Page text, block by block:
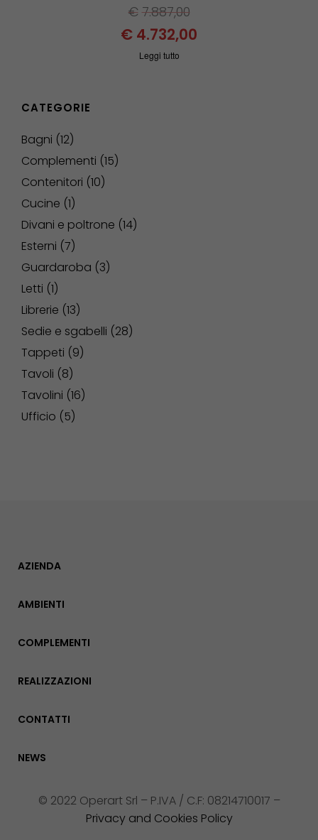
€ 7.887,00
€ 4.732,00
Leggi tutto
CATEGORIE
Bagni 12
Complementi 15
Contenitori 10
Cucine 1
Divani e poltrone 14
Esterni 7
Guardaroba 3
Letti 1
Librerie 13
Sedie e sgabelli 28
Tappeti 9
Tavoli 8
Tavolini 16
Ufficio
5
AZIENDA
AMBIENTI
COMPLEMENTI
REALIZZAZIONI
CONTATTI
NEWS
© 2022 Operart Srl – P.IVA / C.F: 08214710017 –
Privacy and Cookies Policy